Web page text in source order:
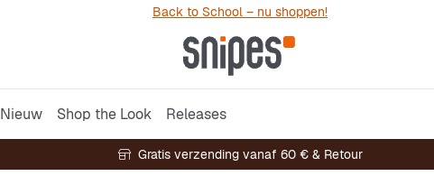
Back to School – nu shoppen!
Nieuw Shop the Look Releases
Gratis verzending vanaf 60 € & Retour